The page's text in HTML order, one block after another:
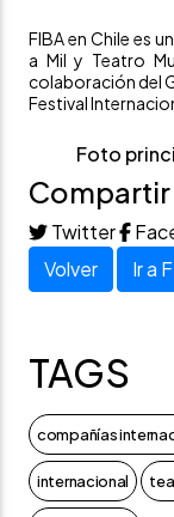
FIBA en Chile es
a Mil y Teatro
colaboración del
Festival
Foto
Compartir
Twitter
Volver
Ir a
TAGS
compañías
internacional